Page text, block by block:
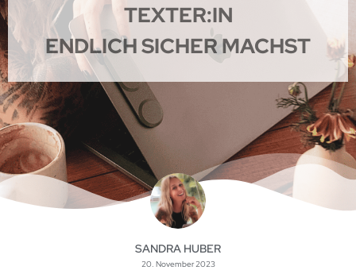
TEXTER:IN
ENDLICH SICHER MACHST
SANDRA HUBER
20. November 2023